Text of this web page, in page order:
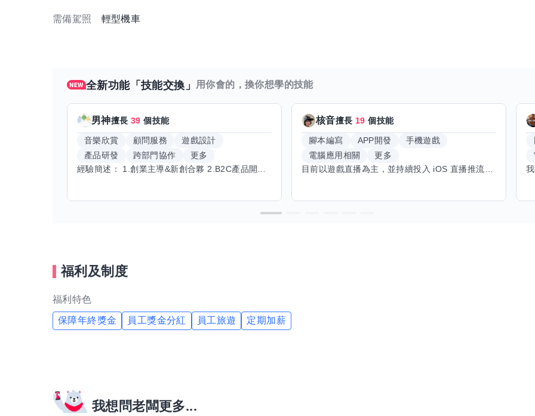
需備駕照 輕型機車
全新功能「技能交換」 用你會的，換你想學的技能
男神擅長39 個技能
音樂欣賞 顧問服務
遊戲設計
產品研發
跨部門協作
更多
經驗簡述： 1.創業主導&新創合夥 2.B2C產品開發運營一條龍 3.AI應用開發與量化研究新創 標籤話題都可以聊，開放交流 找尋共同創業機會，亦歡迎新創收編
核音擅長 19 個技能
腳本編寫 APP開發
手機遊戲
電腦應用相關
更多
目前以遊戲直播為主，並持續投入 iOS 直播推流應用開發。對直播技術、影音串流、AI 應用、內容創作與產品設計有濃厚興趣，平時透過實作累積開發經驗，也持續學習 Godot 遊戲開發、影音剪輯、音樂創作與編曲等相關技術。 希望透過技能交換認識不同背景的夥伴，一起交流開發經驗、Side Project、AI 工作流程、內容創作與職涯發展。如果你也對程式開發、直播技術、設計、美術、Cosplay、造型、化妝、攝影、影音製作、音樂創作等領域有興趣，都很歡迎交流，彼此分享經驗、互相學習，一起成長。
福利及制度
福利特色
保障年終獎金 員工獎金分紅 員工旅遊 定期加薪
我想問老闆更多...